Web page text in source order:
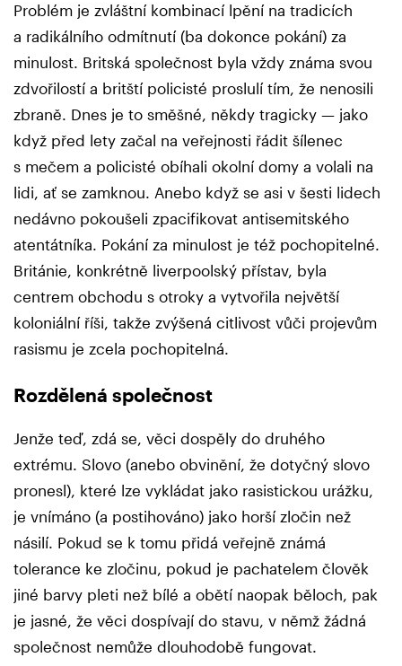
Problém je zvláštní kombinací lpění na tradicích
a radikálního odmítnutí (ba dokonce pokání) za
minulost. Britská společnost byla vždy známa svou
zdvořilostí a britští policisté proslulí tím, že nenosili
zbraně. Dnes je to směšné, někdy tragicky — jako
když před lety začal na veřejnosti řádit šílenec
s mečem a policisté obíhali okolní domy a volali na
lidi, ať se zamknou. Anebo když se asi v šesti lidech
nedávno pokoušeli zpacifikovat antisemitského
atentátníka. Pokání za minulost je též pochopitelné.
Británie, konkrétně liverpoolský přístav, byla
centrem obchodu s otroky a vytvořila největší
koloniální říši, takže zvýšená citlivost vůči projevům
rasismu je zcela pochopitelná.
Rozdělená společnost
Jenže teď, zdá se, věci dospěly do druhého
extrému. Slovo (anebo obvinění, že dotyčný slovo
pronesl), které lze vykládat jako rasistickou urážku,
je vnímáno (a postihováno) jako horší zločin než
násilí. Pokud se k tomu přidá veřejně známá
tolerance ke zločinu, pokud je pachatelem člověk
jiné barvy pleti než bílé a obětí naopak běloch, pak
je jasné, že věci dospívají do stavu, v němž žádná
společnost nemůže dlouhodobě fungovat.